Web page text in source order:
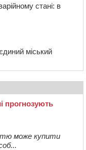
стані: в
міський
прогнозують
може купити